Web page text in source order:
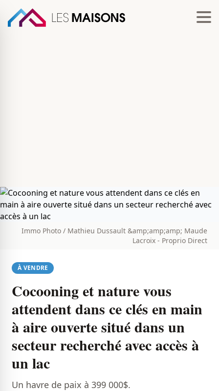
Immo Photo / Mathieu Dussault &amp;amp;amp; Maude
Lacroix - Proprio Direct
À VENDRE
Cocooning et nature vous
attendent dans ce clés en main
à aire ouverte situé dans un
secteur recherché avec accès à
un lac
Un havre de paix à 399 000$.